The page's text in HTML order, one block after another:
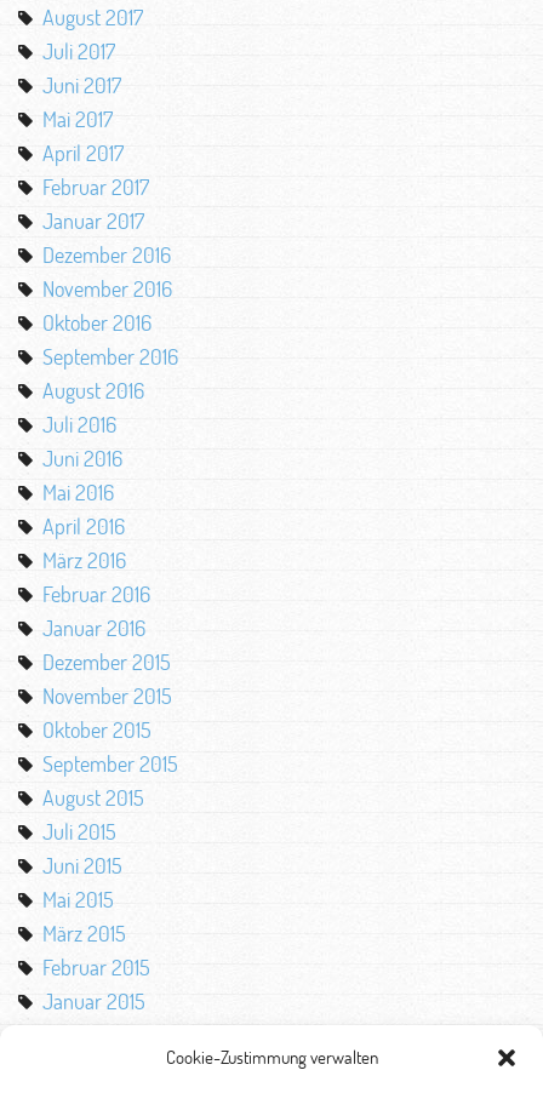
Cookie-Zustimmung verwalten
August 2017
Juli 2017
Juni 2017
Mai 2017
April 2017
Februar 2017
Januar 2017
Dezember 2016
November 2016
Oktober 2016
September 2016
August 2016
Juli 2016
Juni 2016
Mai 2016
April 2016
März 2016
Februar 2016
Januar 2016
Dezember 2015
November 2015
Oktober 2015
September 2015
August 2015
Juli 2015
Juni 2015
Mai 2015
März 2015
Februar 2015
Januar 2015